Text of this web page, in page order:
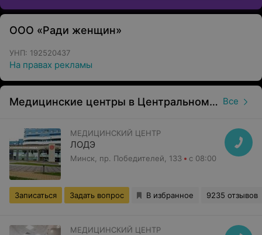
ООО «Ради женщин»
УНП: 192520437
На правах рекламы
Медицинские центры в Центральном районе в Минске Все
МЕДИЦИНСКИЙ ЦЕНТР
ЛОДЭ
Минск, пр. Победителей, 133 с 08:00
Записаться Задать вопрос В избранное 9235 отзывов
МЕДИЦИНСКИЙ ЦЕНТР